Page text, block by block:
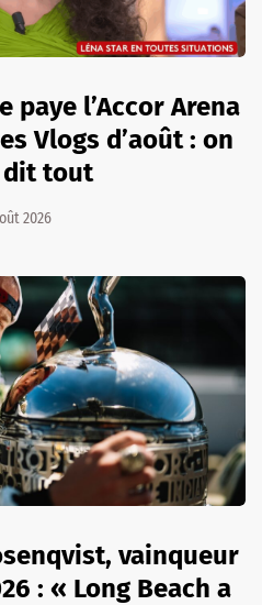
paye l’Accor Arena
Vlogs d’août : on
dit tout
2026
vainqueur
: « Long Beach a